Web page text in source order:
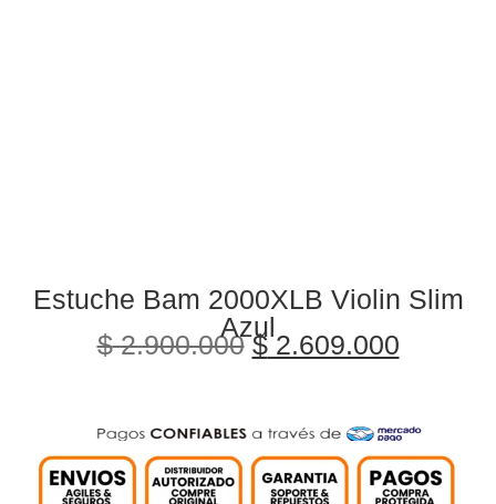
Estuche Bam 2000XLB Violin Slim
Azul
$2.900.000 $2.609.000